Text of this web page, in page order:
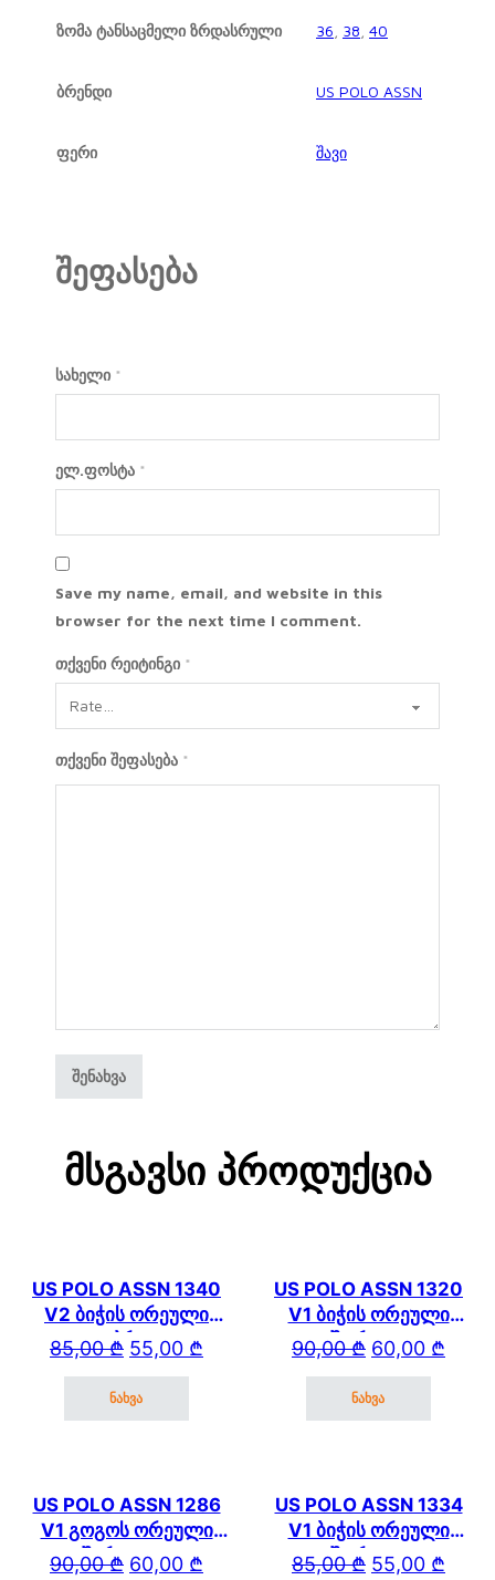
ზომა ტანსაცმელი ზრდასრული 36 38 40
ბრენდი US POLO ASSN
ფერი შავი
შეფასება
სახელი *
ელ.ფოსტა *
Save my name, email, and website in this
browser for the next time I comment.
თქვენი რეიტინგი *
თქვენი შეფასება *
Მსგავსი Პროდუქცია
US POLO ASSN 1340
V2 ბიჭის ორეული
კაპრით
85,00₾ Original price was: 85,00 ₾.
55,00 ₾
Current price is: 55,00 ₾.
ნახვა
US POLO ASSN 1320
V1 ბიჭის ორეული
შორტით
90,00₾ Original price
60,00 ₾
Current price is:
ნახვა
US POLO ASSN 1286
V1 გოგოს ორეული
შარვლით
90,00₾ Original price was: 90,00 ₾.
60,00 ₾
Current price is: 60,00 ₾.
US POLO ASSN 1334
V1 ბიჭის ორეული
შორტით
85,00₾ Original price
55,00 ₾
Current price is: